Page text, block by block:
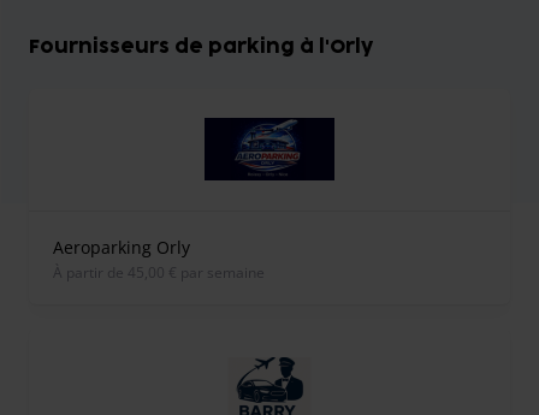
Fournisseurs de parking à l'Orly
Aeroparking Orly
À partir de 45,00 € par semaine